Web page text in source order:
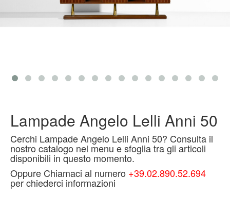
Lampade Angelo Lelli Anni 50
Cerchi Lampade Angelo Lelli Anni 50? Consulta il
nostro catalogo nel menu e sfoglia tra gli articoli
disponibili in questo momento.
Oppure Chiamaci al numero +39.02.890.52.694
per chiederci informazioni